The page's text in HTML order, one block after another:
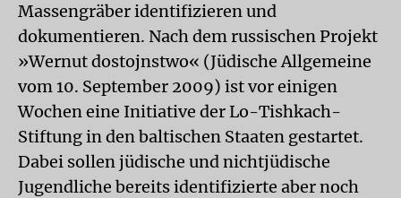
Massengräber identifizieren und
dokumentieren. Nach dem russischen Projekt
»Wernut dostojnstwo« (Jüdische Allgemeine
vom 10. September 2009) ist vor einigen
Wochen eine Initiative der Lo-Tishkach-
Stiftung in den baltischen Staaten gestartet.
Dabei sollen jüdische und nichtjüdische
Jugendliche bereits identifizierte aber noch